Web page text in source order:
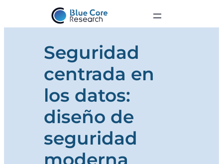
Seguridad
centrada en
los datos:
diseño de
seguridad
moderna